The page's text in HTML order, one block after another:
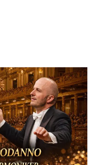
dal mondo
e Ricette